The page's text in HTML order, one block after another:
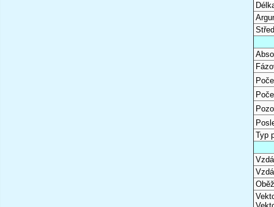
Typ